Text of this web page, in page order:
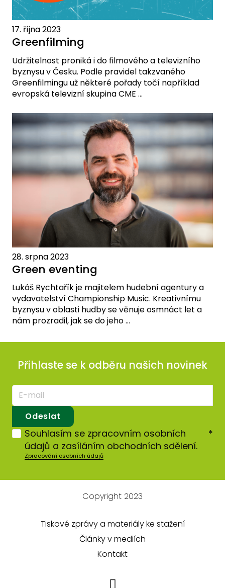
Greenfilming
17. října 2023
Udržitelnost proniká i do filmového a televizního
byznysu v Česku. Podle pravidel takzvaného
Greenfilmingu už některé pořady točí například
evropská televizní skupina CME ...
Green eventing
28. srpna 2023
Lukáš Rychtařík je majitelem hudební agentury a
vydavatelství Championship Music. Kreativnímu
byznysu v oblasti hudby se věnuje osmnáct let a
nám prozradil, jak se do jeho ...
Přihlaste se k odběru našich novinek
E-
mail
Odeslat
Souhlasím se zpracovním osobních
údajů a zasíláním obchodních sdělení.
*
Zpracování osobních údajů
Copyright 2023
Tiskové zprávy a materiály ke stažení
Články v mediích
Kontakt